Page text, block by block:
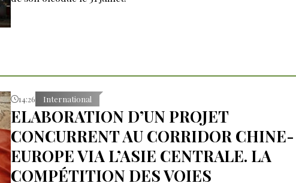
14:26 International
ELABORATION D’UN PROJET
CONCURRENT AU CORRIDOR CHINE-
EUROPE VIA L’ASIE CENTRALE. LA
COMPÉTITION DES VOIES